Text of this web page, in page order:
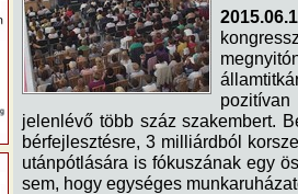
jelenlévő több száz szakembert.
bérfejlesztésre, 3 milliárdból
utánpótlására is fókuszának egy
sem, hogy egységes